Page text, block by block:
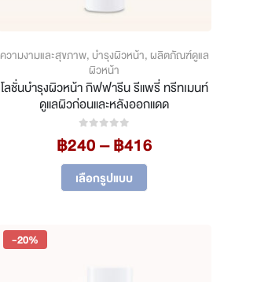
ความงามและสุขภาพ, บำรุงผิวหน้า, ผลิตภัณฑ์ดูแล
ผิวหน้า
โลชั่นบำรุงผิวหน้า กิฟฟารีน รีแพรี่ ทรีทเมนท์
ดูแลผิวก่อนและหลังออกแดด
฿240–฿416Price
เลือกรูปแบบ
-20%